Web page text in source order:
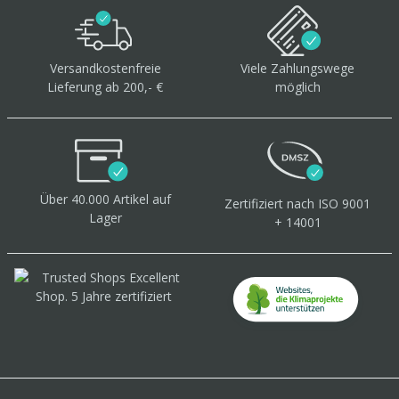
Versandkostenfreie
Lieferung ab 200,- €
Viele Zahlungswege
möglich
Über 40.000 Artikel auf
Lager
Zertifiziert nach ISO 9001
+ 14001